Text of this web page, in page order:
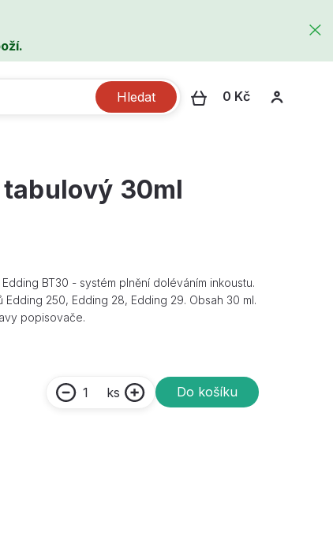
Hledat 0 Kč
30ml
BT30 - systém plnění doléváním inkoustu.
250, Edding 28, Edding 29. Obsah 30 ml.
popisovače.
ks Do košíku